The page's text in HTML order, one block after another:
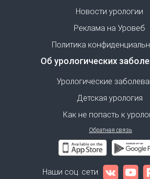
Новости урологии
Реклама на Уровеб
Политика
Об урологических
Урологические
Детская урология
Как не попасть к
Обратная связь
Наши соц. сети